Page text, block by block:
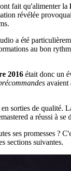
fait qu'alimenter la
révélée
a été
au bon
2016 était donc un
avaient
sorties de qualité.
a réussi à se
ses promesses ?
sections suivantes.